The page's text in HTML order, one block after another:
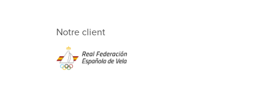
Notre client